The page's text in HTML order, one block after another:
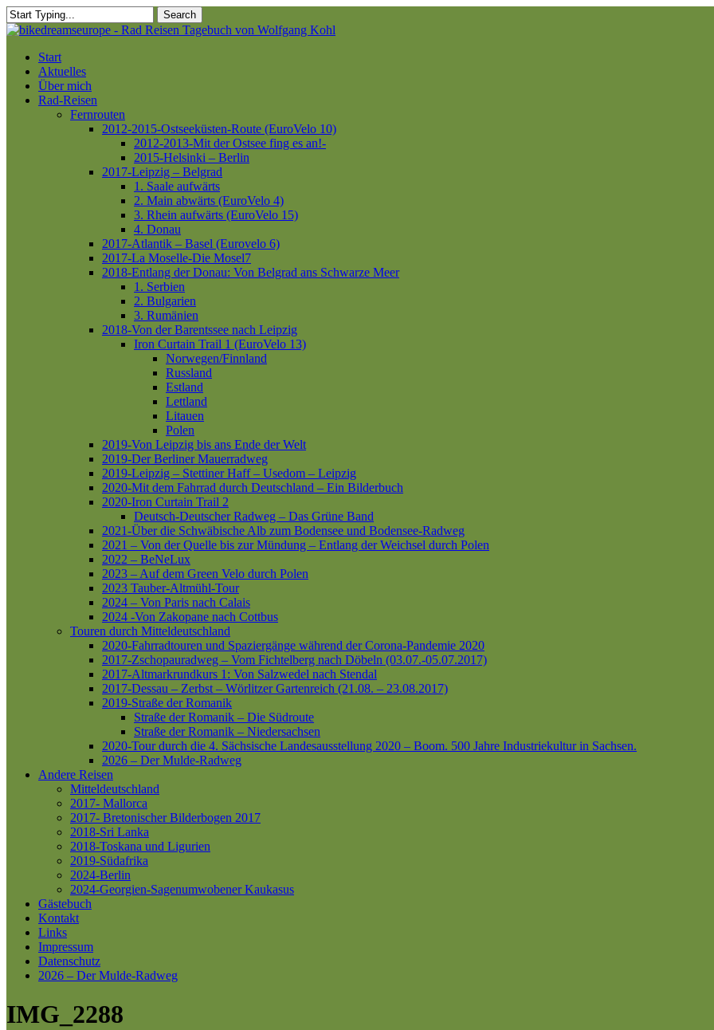
Skip
to
content
Search
Close
Menu
Start
Aktuelles
Über mich
Rad-Reisen
Fernrouten
2012-2015-Ostseeküsten-Route (EuroVelo 10)
2012-2013-Mit der Ostsee fing es an!-
2015-Helsinki – Berlin
2017-Leipzig – Belgrad
1. Saale aufwärts
2. Main abwärts (EuroVelo 4)
3. Rhein aufwärts (EuroVelo 15)
4. Donau
2017-Atlantik – Basel (Eurovelo 6)
2017-La Moselle-Die Mosel7
2018-Entlang der Donau: Von Belgrad ans Schwarze Meer
1. Serbien
2. Bulgarien
3. Rumänien
2018-Von der Barentssee nach Leipzig
Iron Curtain Trail 1 (EuroVelo 13)
Norwegen/Finnland
Russland
Estland
Lettland
Litauen
Polen
2019-Von Leipzig bis ans Ende der Welt
2019-Der Berliner Mauerradweg
2019-Leipzig – Stettiner Haff – Usedom – Leipzig
2020-Mit dem Fahrrad durch Deutschland – Ein Bilderbuch
2020-Iron Curtain Trail 2
Deutsch-Deutscher Radweg – Das Grüne Band
2021-Über die Schwäbische Alb zum Bodensee und Bodensee-Radweg
2021 – Von der Quelle bis zur Mündung – Entlang der Weichsel durch Polen
2022 – BeNeLux
2023 – Auf dem Green Velo durch Polen
2023 Tauber-Altmühl-Tour
2024 – Von Paris nach Calais
2024 -Von Zakopane nach Cottbus
Touren durch Mitteldeutschland
2020-Fahrradtouren und Spaziergänge während der Corona-Pandemie 2020
2017-Zschopauradweg – Vom Fichtelberg nach Döbeln (03.07.-05.07.2017)
2017-Altmarkrundkurs 1: Von Salzwedel nach Stendal
2017-Dessau – Zerbst – Wörlitzer Gartenreich (21.08. – 23.08.2017)
2019-Straße der Romanik
Straße der Romanik – Die Südroute
Straße der Romanik – Niedersachsen
2020-Tour durch die 4. Sächsische Landesausstellung 2020 – Boom. 500 Jahre Industriekultur in Sachsen.
2026 – Der Mulde-Radweg
Andere Reisen
Mitteldeutschland
2017- Mallorca
2017- Bretonischer Bilderbogen 2017
2018-Sri Lanka
2018-Toskana und Ligurien
2019-Südafrika
2024-Berlin
2024-Georgien-Sagenumwobener Kaukasus
Gästebuch
Kontakt
Links
Impressum
Datenschutz
2026 – Der Mulde-Radweg
IMG_2288